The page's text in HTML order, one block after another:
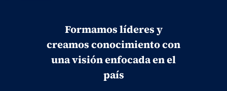
Formamos líderes y
creamos conocimiento con
una visión enfocada en el
país